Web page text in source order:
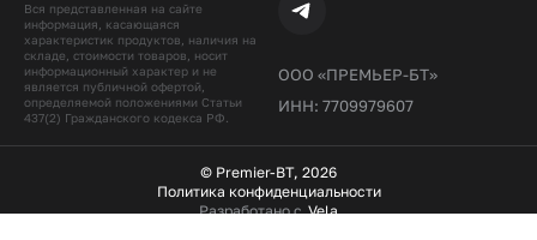
Вся представленная на сайте
информация, касающаяся
характеристик продуктов, наличия на
складе, стоимости товаров, носит
информационный характер и не
является публичной офертой,
определяемой положениями Статьи
437(2) Гражданского кодекcа РФ.
ООО «ПРЕМЬЕР-БТ»
ИНН: 7709979607
© Premier-BT, 2026
Политика конфиденциальности
Разработано с Vela